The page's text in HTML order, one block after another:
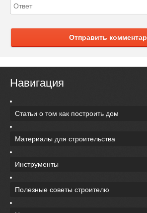
Отправить
Навигация
Статьи о том как построить дом
Материалы для строительства
Инструменты
Полезные советы строителю